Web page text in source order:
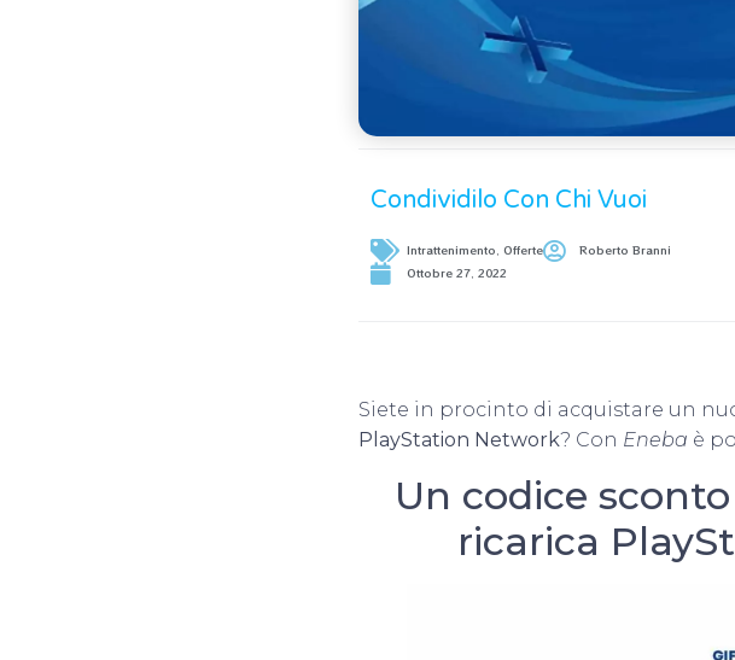
Condividilo Con Chi Vuoi
Intrattenimento, Offerte
Roberto Branni
Ottobre 27, 2022
Siete in procinto di acquistare un
PlayStation Network? Con Eneba è
Un codice
ricarica